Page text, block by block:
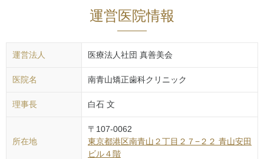
運営医院情報
運営法人 医療法人社団 真善美会
医院名 南青山矯正歯科クリニック
理事長 白石 文
所在地
〒 107-0062
東京都港区南青山２丁目２７−２２ 青山安田
ビル４階